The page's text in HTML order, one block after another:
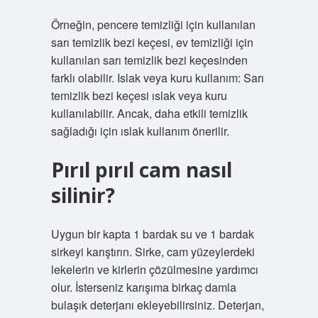
Örneğin, pencere temizliği için kullanılan
sarı temizlik bezi keçesi, ev temizliği için
kullanılan sarı temizlik bezi keçesinden
farklı olabilir. Islak veya kuru kullanım: Sarı
temizlik bezi keçesi ıslak veya kuru
kullanılabilir. Ancak, daha etkili temizlik
sağladığı için ıslak kullanım önerilir.
Pırıl pırıl cam nasıl
silinir?
Uygun bir kapta 1 bardak su ve 1 bardak
sirkeyi karıştırın. Sirke, cam yüzeylerdeki
lekelerin ve kirlerin çözülmesine yardımcı
olur. İsterseniz karışıma birkaç damla
bulaşık deterjanı ekleyebilirsiniz. Deterjan,